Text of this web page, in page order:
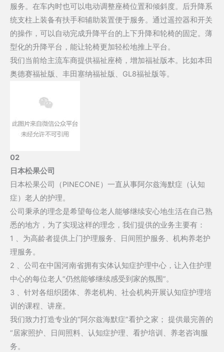
服务。在车内时也可以电动调整座椅位置和倾斜度。后升降系
统支柱上装备有扶手和辅助装置便于服务。通过遥控器和开关
的操作，可以自动完成升降平台的上下升降和轮椅的固定。薄
型化的升降平台，能让轮椅更加轻松地推上平台。
我们当前给主流车商提供福祉座椅，增加福祉版本。比如本田
奥德赛福祉版、丰田塞纳福祉版、GL8福祉版等。
02
日本松果公司
日本松果公司（PINECONE）一直从事阿尔兹海默症（认知
症）老人的护理。
公司秉承的理念是希望每位老人能够继续安心地生活在自己熟
悉的地方，为了实现这样的理念，我们提供的业务主要有：
1 、为高龄者提供上门护理服务、日间照护服务、机构养老护
理服务。
2 、公司在中国河南省拥有实体认知症护理中心，让入住护理
中心的每位老人“仍然能够继续感受到家的氛围”。
3 、针对各组织团体、养老机构、社会机构开展认知症护理培
训的课程、讲座。
我们致力打造专业的“阿尔兹海默症”看护之家； 提供最完善的
“居家照护、日间照料、认知症护理、看护培训、养老咨询服
务。